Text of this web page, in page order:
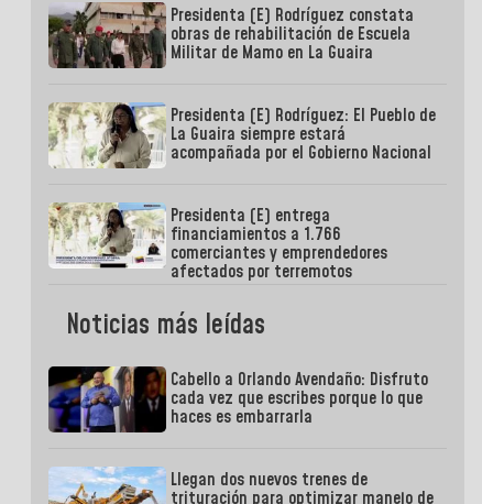
Presidenta (E) Rodríguez constata
obras de rehabilitación de Escuela
Militar de Mamo en La Guaira
Presidenta (E) Rodríguez: El Pueblo de
La Guaira siempre estará
acompañada por el Gobierno Nacional
Presidenta (E) entrega
financiamientos a 1.766
comerciantes y emprendedores
afectados por terremotos
Noticias más leídas
Cabello a Orlando Avendaño: Disfruto
cada vez que escribes porque lo que
haces es embarrarla
Llegan dos nuevos trenes de
trituración para optimizar manejo de